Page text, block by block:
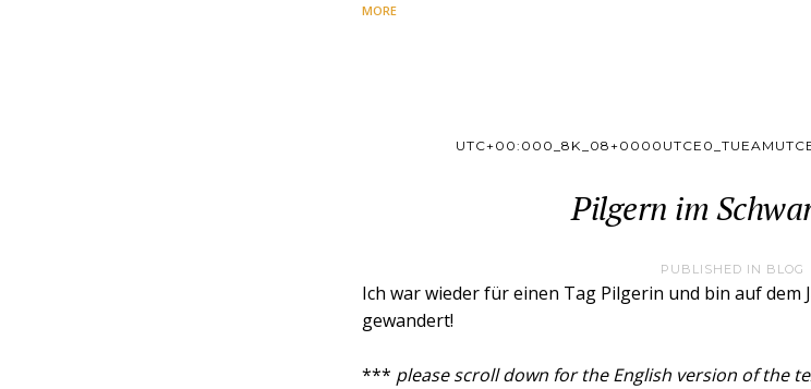
MORE
Pilgern im
PUBLISHED IN BLOG
Ich war wieder für einen Tag Pilgerin und bin auf dem
gewandert!
*** please scroll down for the English version of the